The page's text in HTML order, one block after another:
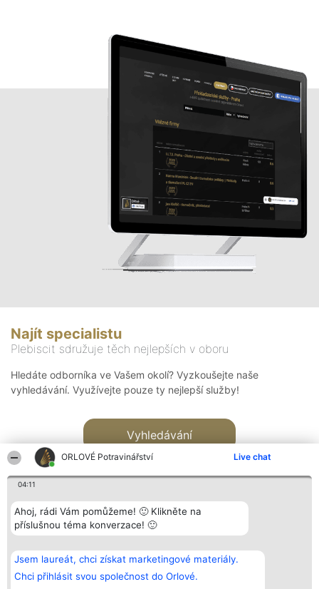
ORLOVÉ Potravinářství Live chat
04:11
Ahoj, rádi Vám pomůžeme! 🙂 Klikněte na
příslušnou téma konverzace! 🙂
Jsem laureát, chci získat marketingové materiály.
Chci přihlásit svou společnost do Orlové.
Najít specialistu
Plebiscit sdružuje těch nejlepších v oboru
Hledáte odborníka ve Vašem okolí? Vyzkoušejte naše
vyhledávání. Využívejte pouze ty nejlepší služby!
Vyhledávání
Bright Side Solutions sp. z o.
o. sp. k.
ul. Ruska 22
Wrocław 50-079
Vítězové
Seznam všech
laureátů
Zásady
Kontakt